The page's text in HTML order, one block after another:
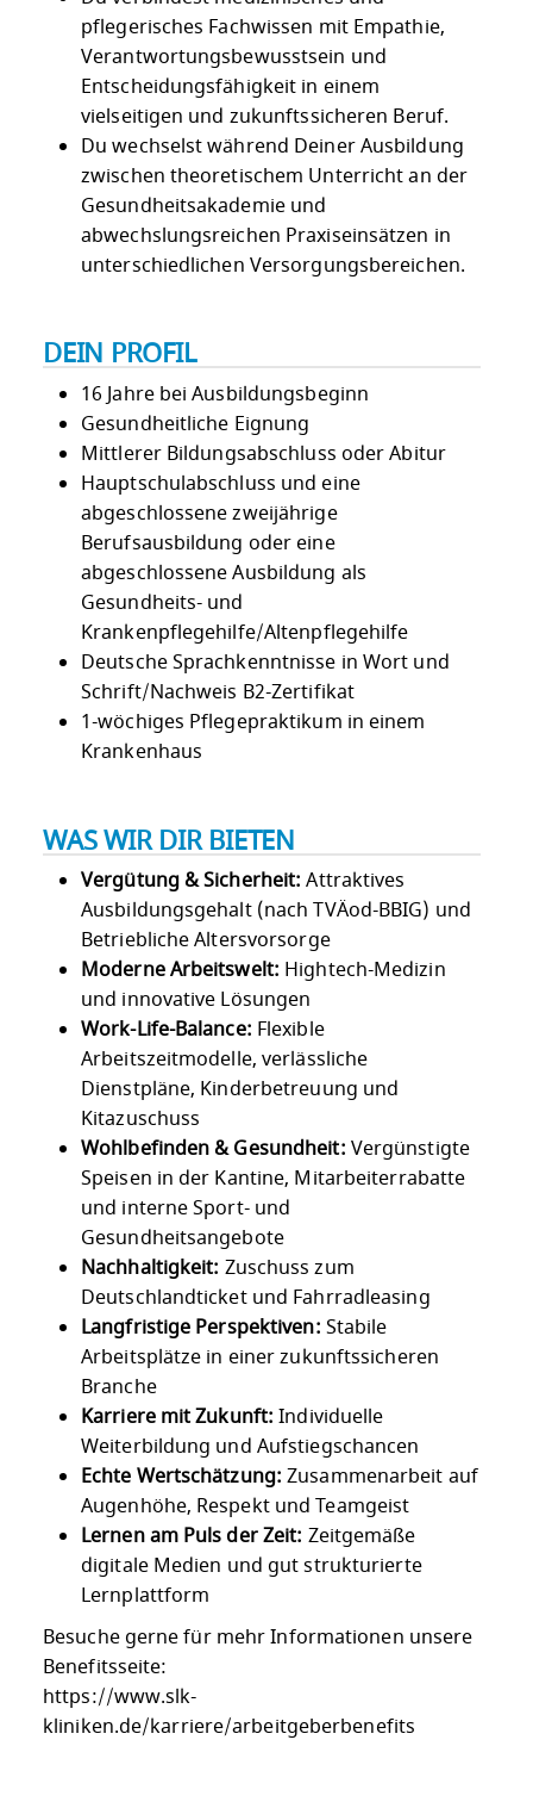
pflegerisches Fachwissen mit Empathie,
Verantwortungsbewusstsein und
Entscheidungsfähigkeit in einem
vielseitigen und zukunftssicheren Beruf.
Du wechselst während Deiner Ausbildung
zwischen theoretischem Unterricht an der
Gesundheitsakademie und
abwechslungsreichen Praxiseinsätzen in
unterschiedlichen Versorgungsbereichen.
DEIN PROFIL
16 Jahre bei Ausbildungsbeginn
Gesundheitliche Eignung
Mittlerer Bildungsabschluss oder Abitur
Hauptschulabschluss und eine
abgeschlossene zweijährige
Berufsausbildung oder eine
abgeschlossene Ausbildung als
Gesundheits- und
Krankenpflegehilfe/Altenpflegehilfe
Deutsche Sprachkenntnisse in Wort und
Schrift/Nachweis B2-Zertifikat
1-wöchiges Pflegepraktikum in einem
Krankenhaus
WAS WIR DIR BIETEN
Vergütung & Sicherheit: Attraktives
Ausbildungsgehalt (nach TVÄod-BBIG) und
Betriebliche Altersvorsorge
Moderne Arbeitswelt: Hightech-Medizin
und innovative Lösungen
Work-Life-Balance: Flexible
Arbeitszeitmodelle, verlässliche
Dienstpläne, Kinderbetreuung und
Kitazuschuss
Wohlbefinden & Gesundheit: Vergünstigte
Speisen in der Kantine, Mitarbeiterrabatte
und interne Sport- und
Gesundheitsangebote
Nachhaltigkeit: Zuschuss zum
Deutschlandticket und Fahrradleasing
Langfristige Perspektiven: Stabile
Arbeitsplätze in einer zukunftssicheren
Branche
Karriere mit Zukunft: Individuelle
Weiterbildung und Aufstiegschancen
Echte Wertschätzung:Zusammenarbeit auf
Augenhöhe, Respekt und Teamgeist
Lernen am Puls der Zeit: Zeitgemäße
digitale Medien und gut strukturierte
Lernplattform
Besuche gerne für mehr Informationen unsere
Benefitsseite:
https://www.slk-
kliniken.de/karriere/arbeitgeberbenefits